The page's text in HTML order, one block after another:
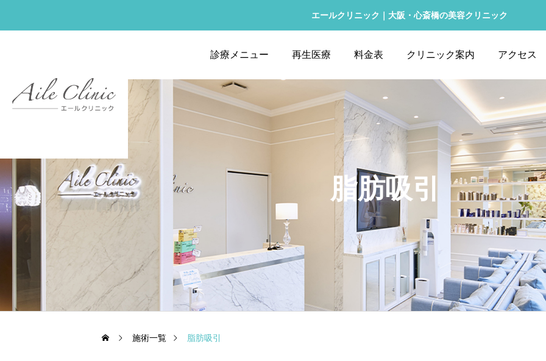
エールクリニック｜大阪・心斎橋の美容クリニック
診療メニュー 再生医療 料金表 クリニック案内 アクセス
脂肪吸引
施術一覧 脂肪吸引